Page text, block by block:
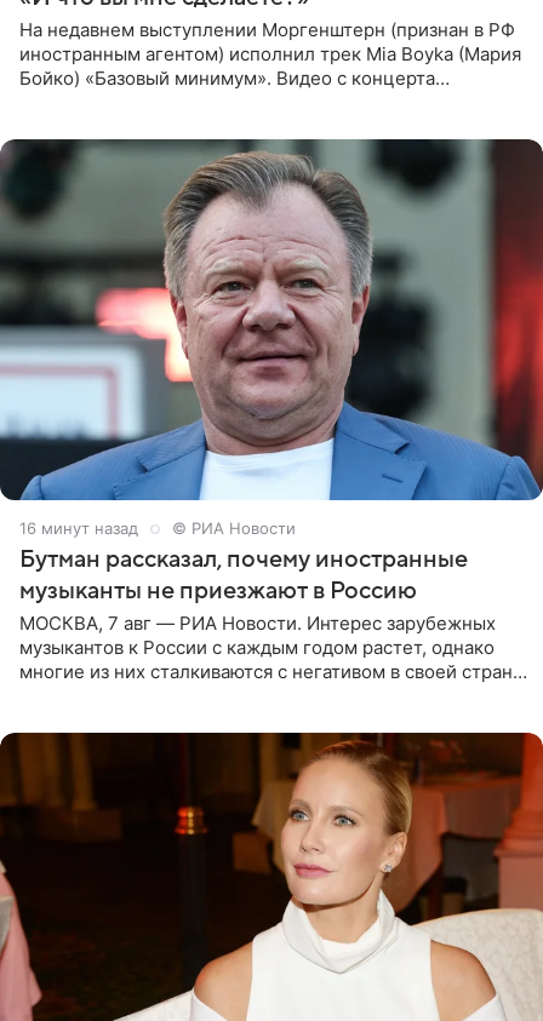
На недавнем выступлении Моргенштерн (признан в РФ
иностранным агентом) исполнил трек Mia Boyka (Мария
Бойко) «Базовый минимум». Видео с концерта
16 минут назад © РИА Новости
Бутман рассказал, почему иностранные
музыканты не приезжают в Россию
МОСКВА, 7 авг — РИА Новости. Интерес зарубежных
музыкантов к России с каждым годом растет, однако
многие из них сталкиваются с негативом в своей стране